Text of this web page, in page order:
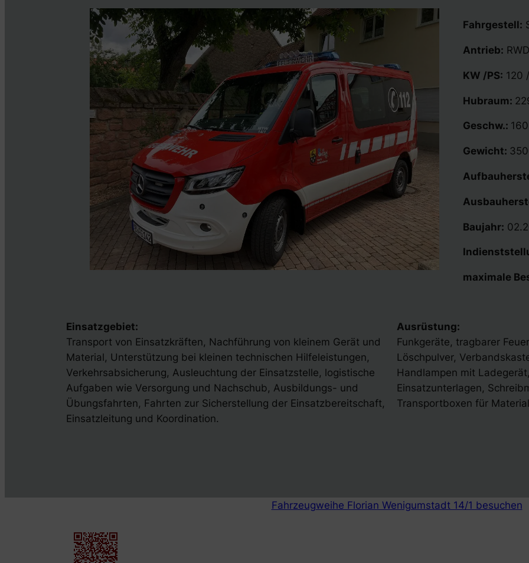
Fahrgestell:
Antrieb: RWD
KW /PS: 120
Hubraum:
Geschw.:
Gewicht:
Baujahr:
maximale
Einsatzgebiet:
Transport von Einsatzkräften, Nachführung von kleinem Gerät und
Material, Unterstützung bei kleinen technischen Hilfeleistungen,
Verkehrsabsicherung, Ausleuchtung der Einsatzstelle, logistische
Aufgaben wie Versorgung und Nachschub, Ausbildungs- und
Übungsfahrten, Fahrten zur Sicherstellung der Einsatzbereitschaft,
Einsatzleitung und Koordination.
Ausrüstung:
Funkgeräte, tragbarer
Löschpulver,
Handlampen mit
Einsatzunterlagen,
Transportboxen für
Fahrzeugweihe Florian Wenigumstadt 14/1 besuchen